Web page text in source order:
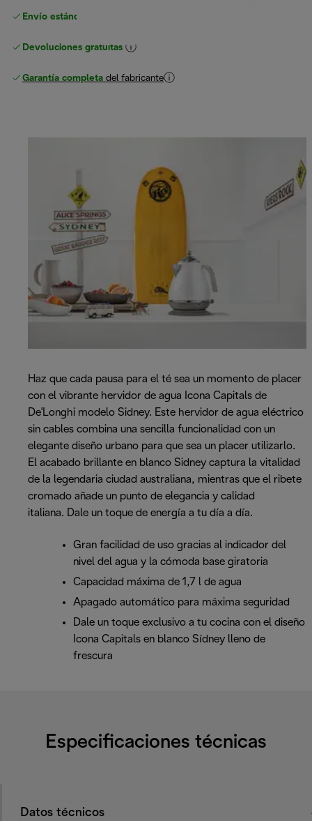
Envío estándar gratuito
Devoluciones gratuitas
Garantía completa del fabricante
Haz que cada pausa para el té sea un momento de placer
con el vibrante hervidor de agua Icona Capitals de
De'Longhi modelo Sidney. Este hervidor de agua eléctrico
sin cables combina una sencilla funcionalidad con un
elegante diseño urbano para que sea un placer utilizarlo.
El acabado brillante en blanco Sidney captura la vitalidad
de la legendaria ciudad australiana, mientras que el ribete
cromado añade un punto de elegancia y calidad
italiana. Dale un toque de energía a tu día a día.
Gran facilidad de uso gracias al indicador del
nivel del agua y la cómoda base giratoria
Capacidad máxima de 1,7 l de agua
Apagado automático para máxima seguridad
Dale un toque exclusivo a tu cocina con el diseño
Icona Capitals en blanco Sídney lleno de
frescura
Especificaciones técnicas
Datos técnicos